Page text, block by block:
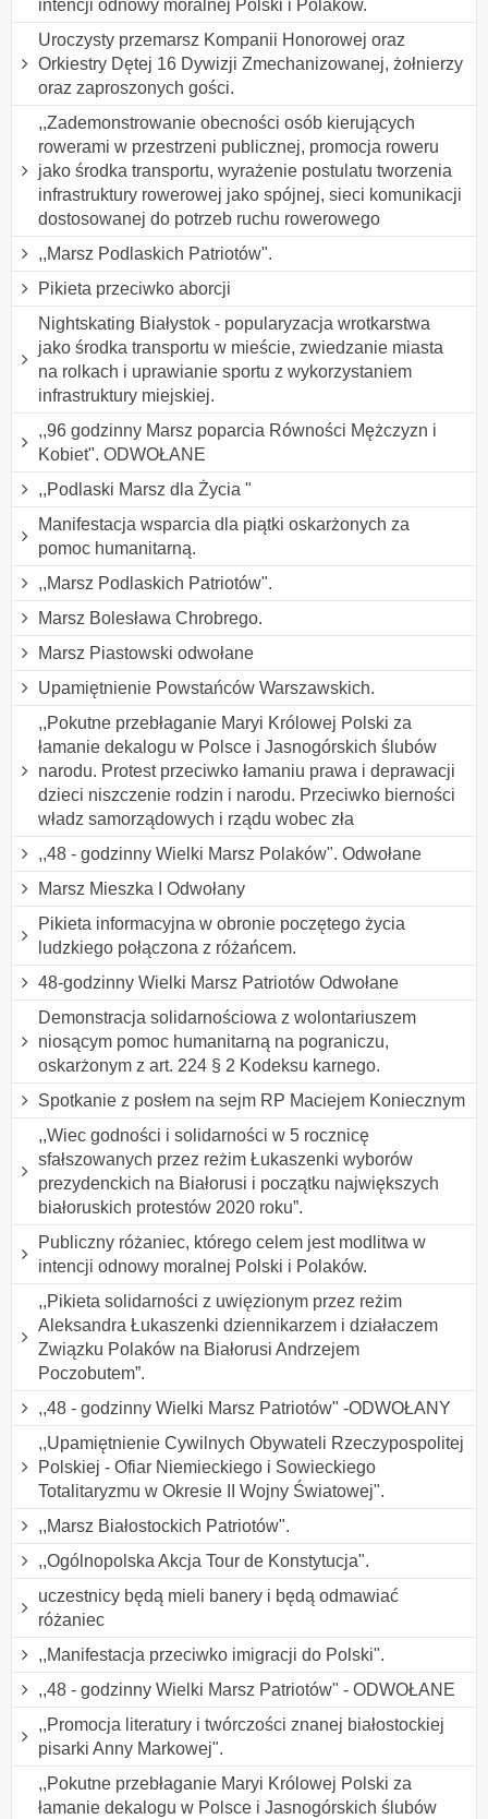
intencji odnowy moralnej Polski i Polaków.
Uroczysty przemarsz Kompanii Honorowej oraz
Orkiestry Dętej 16 Dywizji Zmechanizowanej, żołnierzy
oraz zaproszonych gości.
,,Zademonstrowanie obecności osób kierujących
rowerami w przestrzeni publicznej, promocja roweru
jako środka transportu, wyrażenie postulatu tworzenia
infrastruktury rowerowej jako spójnej, sieci komunikacji
dostosowanej do potrzeb ruchu rowerowego
,,Marsz Podlaskich Patriotów".
Pikieta przeciwko aborcji
Nightskating Białystok - popularyzacja wrotkarstwa
jako środka transportu w mieście, zwiedzanie miasta
na rolkach i uprawianie sportu z wykorzystaniem
infrastruktury miejskiej.
,,96 godzinny Marsz poparcia Równości Mężczyzn i
Kobiet". ODWOŁANE
,,Podlaski Marsz dla Życia "
Manifestacja wsparcia dla piątki oskarżonych za
pomoc humanitarną.
,,Marsz Podlaskich Patriotów".
Marsz Bolesława Chrobrego.
Marsz Piastowski odwołane
Upamiętnienie Powstańców Warszawskich.
,,Pokutne przebłaganie Maryi Królowej Polski za
łamanie dekalogu w Polsce i Jasnogórskich ślubów
narodu. Protest przeciwko łamaniu prawa i deprawacji
dzieci niszczenie rodzin i narodu. Przeciwko bierności
władz samorządowych i rządu wobec zła
,,48 - godzinny Wielki Marsz Polaków". Odwołane
Marsz Mieszka I Odwołany
Pikieta informacyjna w obronie poczętego życia
ludzkiego połączona z różańcem.
48-godzinny Wielki Marsz Patriotów Odwołane
Demonstracja solidarnościowa z wolontariuszem
niosącym pomoc humanitarną na pograniczu,
oskarżonym z art. 224 § 2 Kodeksu karnego.
Spotkanie z posłem na sejm RP Maciejem Koniecznym
,,Wiec godności i solidarności w 5 rocznicę
sfałszowanych przez reżim Łukaszenki wyborów
prezydenckich na Białorusi i początku największych
białoruskich protestów 2020 roku”.
Publiczny różaniec, którego celem jest modlitwa w
intencji odnowy moralnej Polski i Polaków.
,,Pikieta solidarności z uwięzionym przez reżim
Aleksandra Łukaszenki dziennikarzem i działaczem
Związku Polaków na Białorusi Andrzejem
Poczobutem”.
,,48 - godzinny Wielki Marsz Patriotów" -ODWOŁANY
,,Upamiętnienie Cywilnych Obywateli Rzeczypospolitej
Polskiej - Ofiar Niemieckiego i Sowieckiego
Totalitaryzmu w Okresie II Wojny Światowej".
,,Marsz Białostockich Patriotów".
,,Ogólnopolska Akcja Tour de Konstytucja".
uczestnicy będą mieli banery i będą odmawiać
różaniec
,,Manifestacja przeciwko imigracji do Polski".
,,48 - godzinny Wielki Marsz Patriotów" - ODWOŁANE
,,Promocja literatury i twórczości znanej białostockiej
pisarki Anny Markowej".
,,Pokutne przebłaganie Maryi Królowej Polski za
łamanie dekalogu w Polsce i Jasnogórskich ślubów